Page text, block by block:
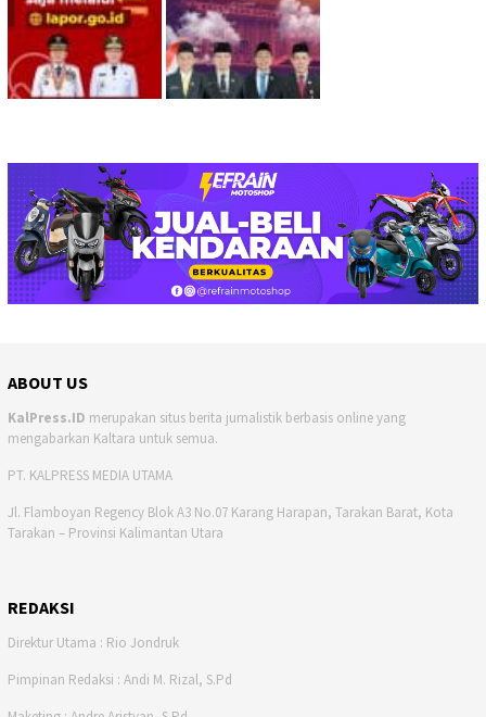
ABOUT US
KalPress.ID merupakan situs berita jurnalistik berbasis online yang
mengabarkan Kaltara untuk semua.
PT. KALPRESS MEDIA UTAMA
Jl. Flamboyan Regency Blok A3 No.07 Karang Harapan, Tarakan Barat, Kota
Tarakan – Provinsi Kalimantan Utara
REDAKSI
Direktur Utama : Rio Jondruk
Pimpinan Redaksi : Andi M. Rizal, S.Pd